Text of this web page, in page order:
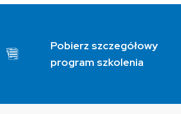
Pobierz szczegółowy
program szkolenia